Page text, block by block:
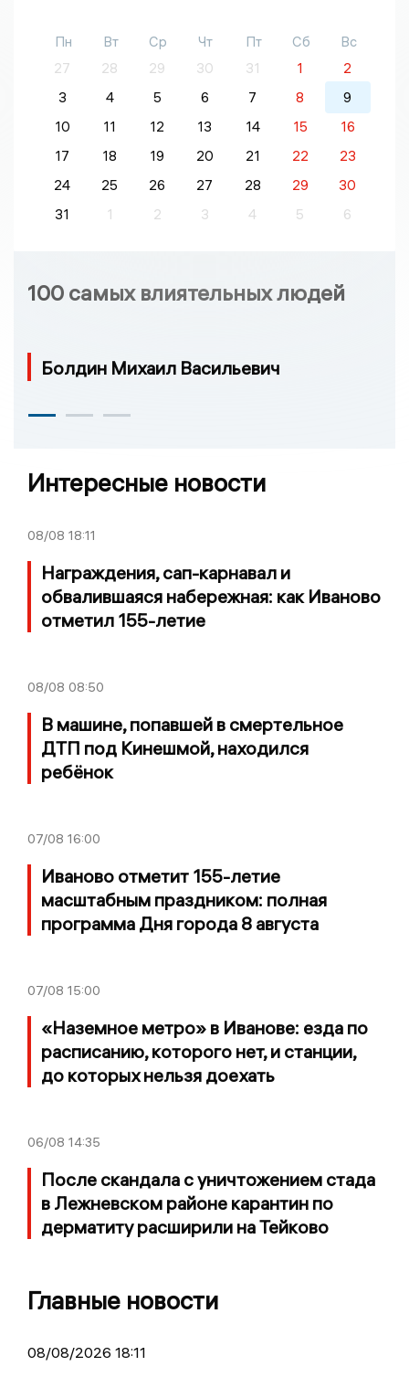
Пн Вт Ср Чт Пт Сб
Вс
27
28 29 30 31 1
2
3
4 5 6 7 8
9
10
11 12 13 14 15
16
17
18 19 20 21 22
23
24
25 26 27 28 29
30
31
1 2 3 4 5 6
100 самых влиятельных людей
Болдин Михаил Васильевич
Интересные новости
08/08 18:11
Награждения, сап-карнавал и
обвалившаяся набережная: как Иваново
отметил 155-летие
08/08 08:50
В машине, попавшей в смертельное
ДТП под Кинешмой, находился
ребёнок
07/08 16:00
Иваново отметит 155-летие
масштабным праздником: полная
программа Дня города 8 августа
07/08 15:00
«Наземное метро» в Иванове: езда по
расписанию, которого нет, и станции,
до которых нельзя доехать
06/08 14:35
После скандала с уничтожением стада
в Лежневском районе карантин по
дерматиту расширили на Тейково
Главные новости
08/08/2026 18:11